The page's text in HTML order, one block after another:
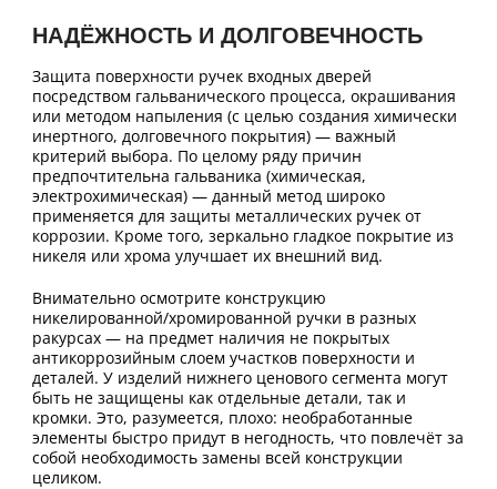
НАДЁЖНОСТЬ И ДОЛГОВЕЧНОСТЬ
Защита поверхности ручек входных дверей
посредством гальванического процесса, окрашивания
или методом напыления (с целью создания химически
инертного, долговечного покрытия) — важный
критерий выбора. По целому ряду причин
предпочтительна гальваника (химическая,
электрохимическая) — данный метод широко
применяется для защиты металлических ручек от
коррозии. Кроме того, зеркально гладкое покрытие из
никеля или хрома улучшает их внешний вид.
Внимательно осмотрите конструкцию
никелированной/хромированной ручки в разных
ракурсах — на предмет наличия не покрытых
антикоррозийным слоем участков поверхности и
деталей. У изделий нижнего ценового сегмента могут
быть не защищены как отдельные детали, так и
кромки. Это, разумеется, плохо: необработанные
элементы быстро придут в негодность, что повлечёт за
собой необходимость замены всей конструкции
целиком.